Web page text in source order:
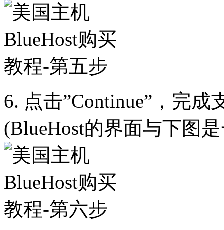
6. 点击”Continue”，完
(BlueHost的界面与下图